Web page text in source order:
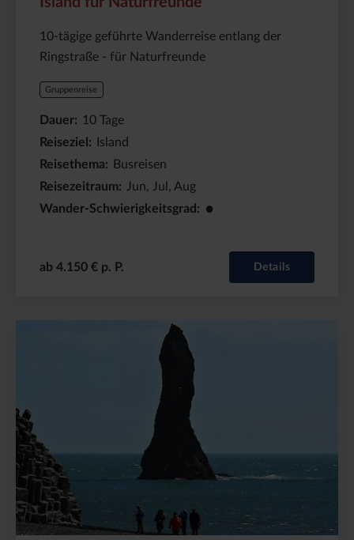
10-tägige geführte Wanderreise entlang der
Ringstraße - für Naturfreunde
Gruppenreise
Dauer 10 Tage
Reiseziel
Island
Reisethema
Busreisen
Reisezeitraum
Jun, Jul, Aug
Wander-Schwierigkeitsgrad
●
ab 4.150 € p. P. Details